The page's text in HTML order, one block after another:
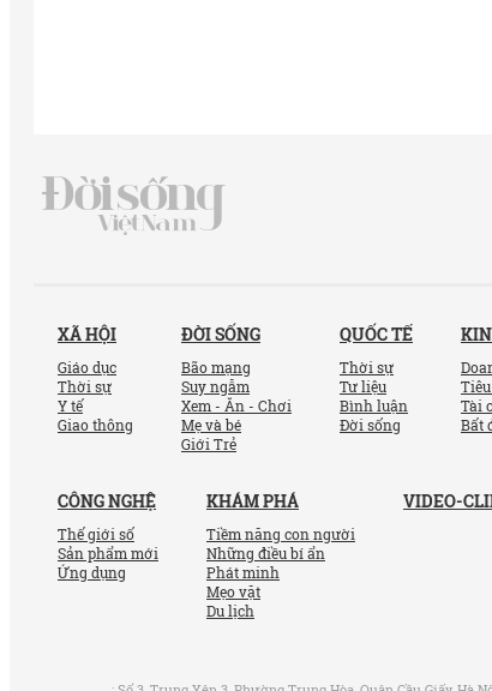
XÃ HỘI
Giáo dục
Thời sự
Y tế
Giao thông
ĐỜI SỐNG
Bão mạng
Suy ngẫm
Xem - Ăn - Chơi
Mẹ và bé
Giới Trẻ
QUỐC TẾ
Thời sự
Tư liệu
Bình luận
Đời sống
Tài
Bất
CÔNG NGHỆ
Thế giới số
Sản phẩm mới
Ứng dụng
KHÁM PHÁ
Tiềm năng con người
Những điều bí ẩn
Phát minh
Mẹo vặt
Du lịch
VIDEO-